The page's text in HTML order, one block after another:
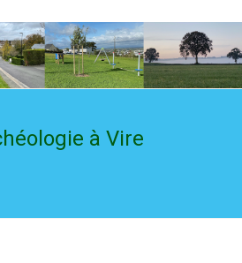
à Vire